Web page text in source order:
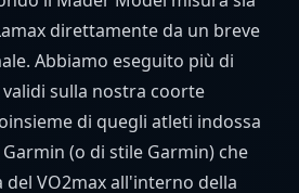
direttamente da un breve
Abbiamo eseguito più di
sulla nostra coorte
di quegli atleti indossa
(o di stile Garmin) che
VO2max all'interno della